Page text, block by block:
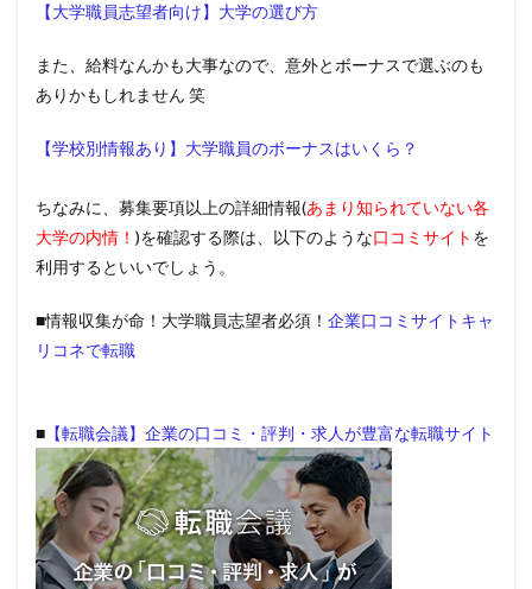
【大学職員志望者向け】大学の選び方
また、給料なんかも大事なので、意外とボーナスで選ぶのも
ありかもしれません 笑
【学校別情報あり】大学職員のボーナスはいくら？
ちなみに、募集要項以上の詳細情報(あまり知られていない各
大学の内情！ )を確認する際は、以下のような口コミサイト を
利用するといいでしょう。
■情報収集が命！大学職員志望者必須！ 企業口コミサイトキャ
リコネで転職
■ 【転職会議】企業の口コミ・評判・求人が豊富な転職サイト